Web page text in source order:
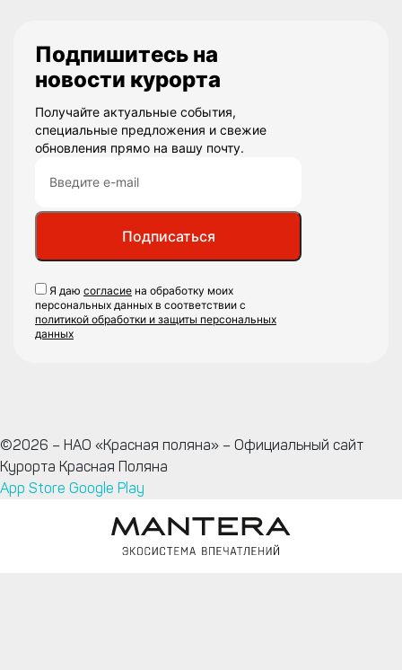
Подпишитесь на
новости курорта
Получайте актуальные события,
специальные предложения и свежие
обновления прямо на вашу почту.
Подписаться
Я даю согласие на обработку моих
персональных данных в соответствии с
политикой обработки и защиты персональных
данных
©2026 – НАО «Красная поляна» – Официальный сайт
Курорта Красная Поляна
App Store Google Play